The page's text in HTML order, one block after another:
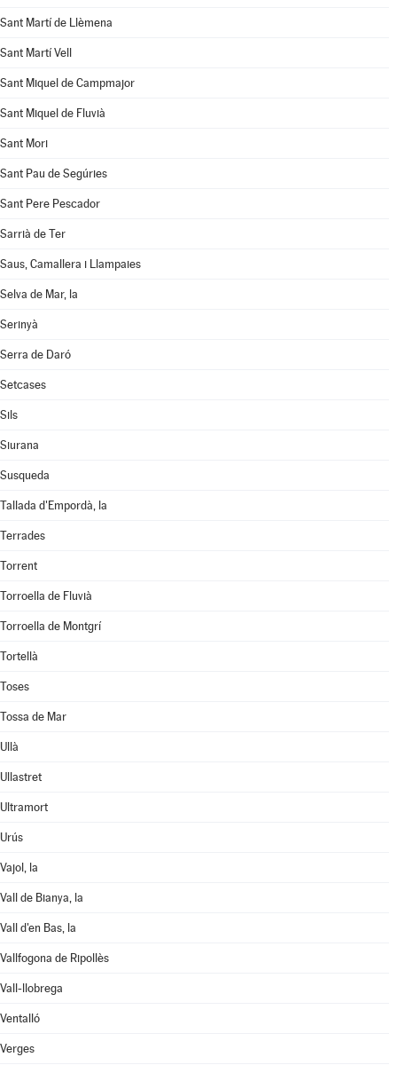
Sant Martí de Llèmena
Sant Martí Vell
Sant Miquel de Campmajor
Sant Miquel de Fluvià
Sant Mori
Sant Pau de Segúries
Sant Pere Pescador
Sarrià de Ter
Saus, Camallera i Llampaies
Selva de Mar, la
Serinyà
Serra de Daró
Setcases
Sils
Siurana
Susqueda
Tallada d'Empordà, la
Terrades
Torrent
Torroella de Fluvià
Torroella de Montgrí
Tortellà
Toses
Tossa de Mar
Ullà
Ullastret
Ultramort
Urús
Vajol, la
Vall de Bianya, la
Vall d'en Bas, la
Vallfogona de Ripollès
Vall-llobrega
Ventalló
Verges